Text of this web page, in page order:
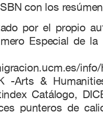
con los
por el propio
Especial de la
-Arts &
Catálogo,
punteros de